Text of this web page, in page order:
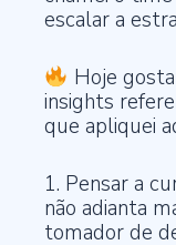
escalar a
Hoje
insights
que apliquei
1. Pensar a
não adianta
tomador de